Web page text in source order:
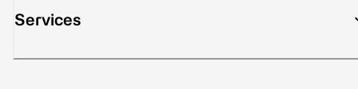
Services